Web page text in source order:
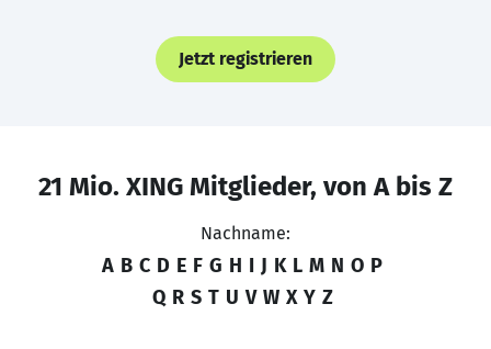
Jetzt registrieren
21 Mio. XING Mitglieder, von A bis Z
Nachname:
A B C D E F G H I J K L M N O P
Q R S T U V W X Y Z